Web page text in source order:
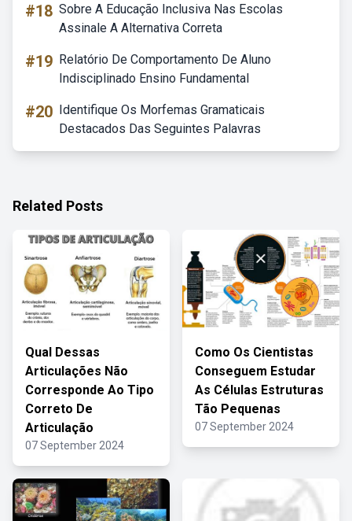
#18 Sobre A Educação Inclusiva Nas Escolas
Assinale A Alternativa Correta
#19 Relatório De Comportamento De Aluno
Indisciplinado Ensino Fundamental
#20 Identifique Os Morfemas Gramaticais
Destacados Das Seguintes Palavras
Related Posts
Qual Dessas
Articulações Não
Corresponde Ao Tipo
Correto De
Articulação
07 September 2024
Como Os Cientistas
Conseguem Estudar
As Células Estruturas
Tão Pequenas
07 September 2024